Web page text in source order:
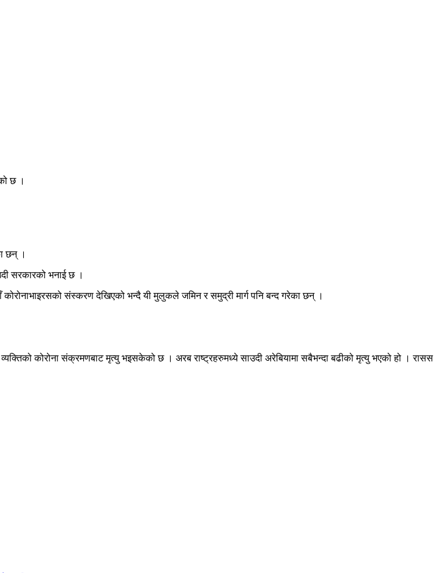
छ ।
छन् ।
सरकारको भनाई छ ।
संस्करण देखिएको भन्दै यी मुलुकले जमिन र समुद्री मार्ग पनि बन्द गरेका छन् ।
कोरोना संक्रमणबाट मृत्यु भइसकेको छ । अरब राष्ट्रहरुमध्ये साउदी अरेबियामा सबैभन्दा बढीको मृत्यु भएको हो । रासस